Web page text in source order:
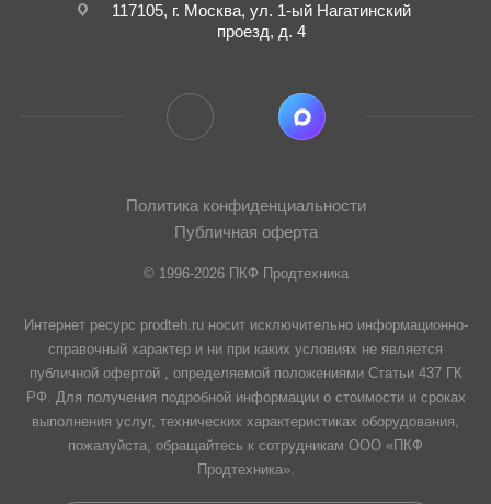
117105, г. Москва, ул. 1-ый Нагатинский
проезд, д. 4
Политика конфиденциальности
Публичная оферта
© 1996-2026 ПКФ Продтехника
Интернет ресурс prodteh.ru носит исключительно информационно-
справочный характер и ни при каких условиях не является
публичной офертой , определяемой положениями Статьи 437 ГК
РФ. Для получения подробной информации о стоимости и сроках
выполнения услуг, технических характеристиках оборудования,
пожалуйста, обращайтесь к сотрудникам ООО «ПКФ
Продтехника».